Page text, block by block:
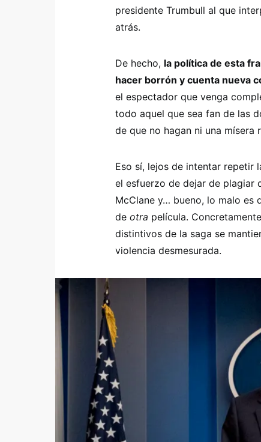
presidente Trumbull al que
atrás.
De hecho, la política de esta
hacer borrón y cuenta nueva
el espectador que venga
todo aquel que sea fan de las
de que no hagan ni una
Eso sí, lejos de intentar repetir
el esfuerzo de dejar de plagiar
McClane y… bueno, lo malo es
de otra película.
distintivos de la saga se
violencia desmesurada.